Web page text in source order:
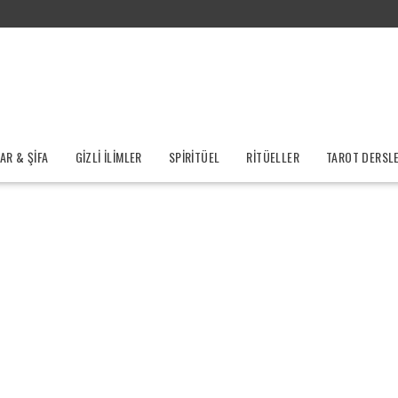
& ŞİFA GİZLİ İLİMLER SPİRİTÜEL RİTÜELLER TAROT